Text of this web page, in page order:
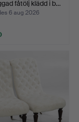
fåtölj klädd i b…
6 aug 2026